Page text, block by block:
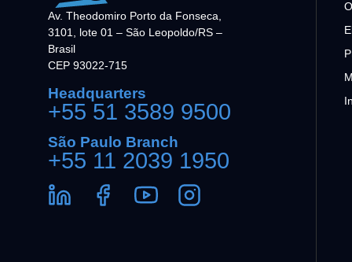
Av. Theodomiro Porto da Fonseca,
3101, lote 01 – São Leopoldo/RS –
Brasil
CEP 93022-715
Headquarters
+55 51 3589 9500
São Paulo Branch
+55 11 2039 1950